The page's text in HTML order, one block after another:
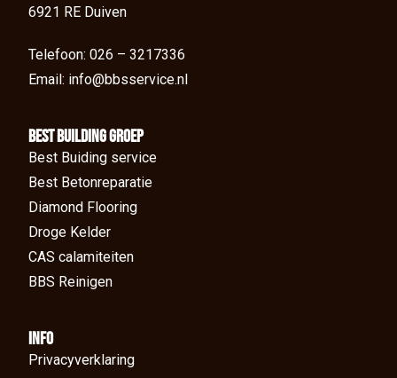
6921 RE Duiven
Telefoon: 026 – 3217336
Email: info@bbsservice.nl
BEst Building groep
Best Buiding service
Best Betonreparatie
Diamond Flooring
Droge Kelder
CAS calamiteiten
BBS Reinigen
Info
Privacyverklaring